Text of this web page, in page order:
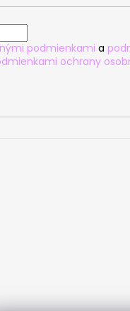
podmienkami a
ochrany